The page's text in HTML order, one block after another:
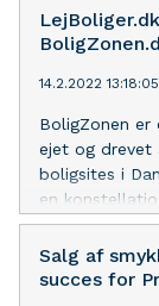
alternativer til
vokse sig
14.2.2022
BoligZonen
ejet og drevet
boligsites i
en
viden herom.
undervejs. Vi
ville favne
Salg af
succes for